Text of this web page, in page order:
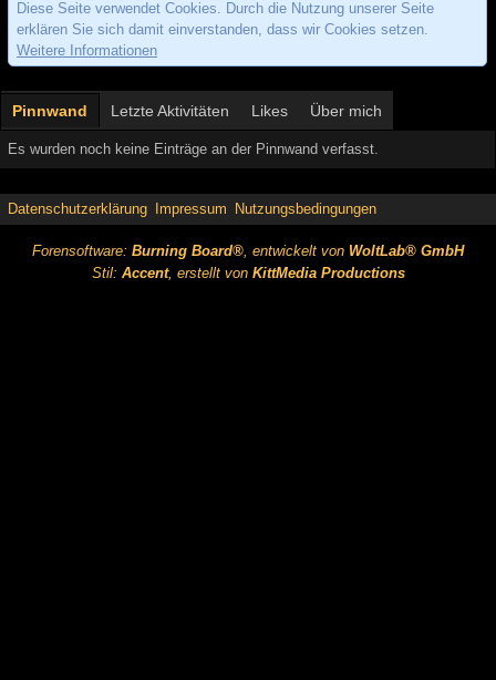
Diese Seite verwendet Cookies. Durch die Nutzung unserer Seite
erklären Sie sich damit einverstanden, dass wir Cookies setzen.
Weitere Informationen
Pinnwand Letzte Aktivitäten Likes Über mich
Es wurden noch keine Einträge an der Pinnwand verfasst.
Datenschutzerklärung Impressum Nutzungsbedingungen
Forensoftware: Burning Board®, entwickelt von WoltLab® GmbH
Stil: Accent, erstellt von KittMedia Productions